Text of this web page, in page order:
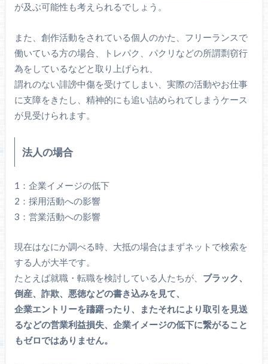
が及ぶ可能性も考えられるでしょう。
また、創作活動をされている個人のかた、フリーランスで
働いている方の場合、トレパク、パクリなどの所謂剽窃行
為をしているなどと取り上げられ、
謂れのない誹謗中傷を受けてしまい、実際の活動やお仕事
に支障をきたし、精神的にも追い詰められてしまうケース
が見受けられます。
法人の場合
1：企業イメージの低下
2：採用活動への影響
3：営業活動への影響
現在はなにか調べる時、大抵の場合はまずネットで検索を
する人が大半です。
たとえば就職・転職を検討している人たちが、 ブラック、
倒産、詐欺、悪徳などの書き込みを見て、
企業エントリーを躊躇ったり、またそれにより取引を見送
るなどの営業利益損失、企業イメージの低下に繋がること
もゼロではありません。